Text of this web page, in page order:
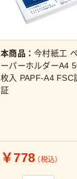
本商品：今村紙工 ペ
ーパーホルダーA4
枚入 PAPF-A4 FSC
証
￥778 （税込）